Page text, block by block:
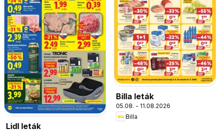
Lidl leták
Billa leták
05.08. - 11.08.2026
Billa